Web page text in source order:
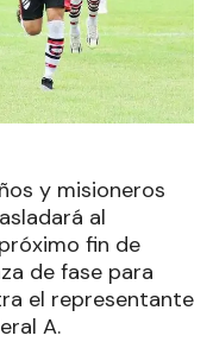
y misioneros
al
fin de
de fase para
el representante
A.